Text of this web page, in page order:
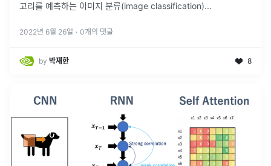
고리를 예측하는 이미지 분류(image classification)...
2022년 6월 26일 · 0개의 댓글
by 박재한 8